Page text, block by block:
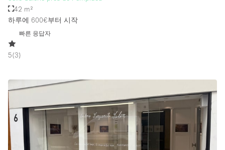
42 m²
하루에 600€부터 시작
빠른 응답자
5(3)